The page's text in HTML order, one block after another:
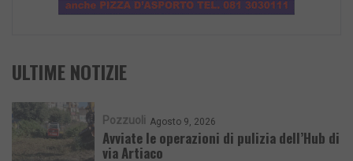
ULTIME NOTIZIE
Pozzuoli Agosto 9, 2026
Avviate le operazioni di pulizia dell’Hub di
via Artiaco